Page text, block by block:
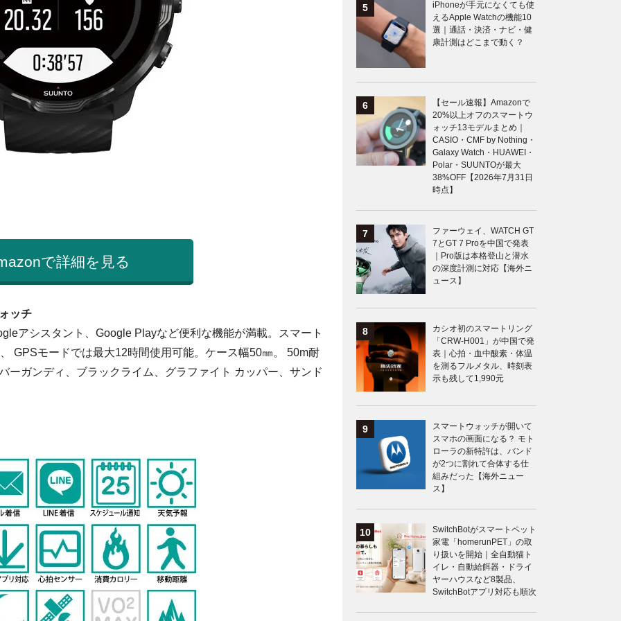
で詳細を見る
ッチ
アシスタント、Google Playなど便利な機能が満載。スマート
GPSモードでは最大12時間使用可能。ケース幅50㎜。 50m耐
ーガンディ、ブラックライム、グラファイト カッパー、サンド
iPhoneが手元になくても使
えるApple Watchの機能10
選｜通話・決済・ナビ・健
康計測はどこまで動く？
【セール速報】Amazonで
20%以上オフのスマートウ
ォッチ13モデルまとめ｜
CASIO・CMF by Nothing・
Galaxy Watch・HUAWEI・
Polar・SUUNTOが最大
38%OFF【2026年7月31日
時点】
ファーウェイ、WATCH GT
7とGT 7 Proを中国で発表
｜Pro版は本格登山と潜水
の深度計測に対応【海外ニ
ュース】
カシオ初のスマートリング
「CRW-H001」が中国で発
表｜心拍・血中酸素・体温
を測るフルメタル、時刻表
示も残して1,990元
スマートウォッチが開いて
スマホの画面になる？ モト
ローラの新特許は、バンド
が2つに割れて合体する仕
組みだった【海外ニュー
ス】
SwitchBotがスマートペット
家電「homerunPET」の取
り扱いを開始｜全自動猫ト
イレ・自動給餌器・ドライ
ヤーハウスなど8製品、
SwitchBotアプリ対応も順次